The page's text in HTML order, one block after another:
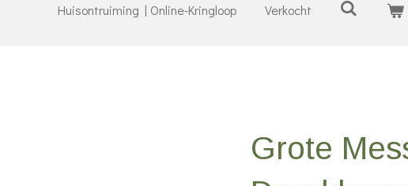
Huisontruiming | Online-Kringloop Verkocht
Grote